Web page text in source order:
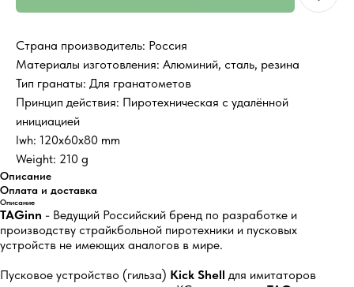
Страна производитель: Россия
Материалы изготовления: Алюминий, сталь, резина
Тип гранаты: Для гранатометов
Принцип действия: Пиротехническая с удалённой
инициацией
lwh: 120x60x80 mm
Weight: 210 g
Описание
Оплата и доставка
Описание
TAGinn - Ведущий Российский бренд по разработке и
производству страйкбольной пиротехники и пусковых
устройств не имеющих аналогов в мире.
Пусковое устройство (гильза) Kick Shell для имитаторов